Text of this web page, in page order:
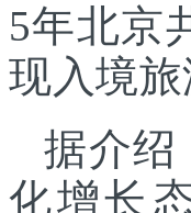
5年北京
现入境
据介绍
化增长